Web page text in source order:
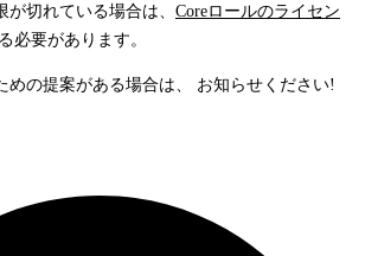
切れている場合は、 Coreロールのライセン
必要があります。
めの提案がある場合は、 お知らせください!